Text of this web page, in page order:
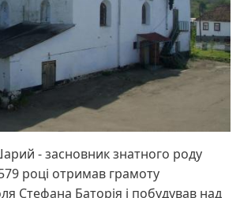
- засновник знатного роду
році отримав грамоту
Стефана Баторія і побудував над